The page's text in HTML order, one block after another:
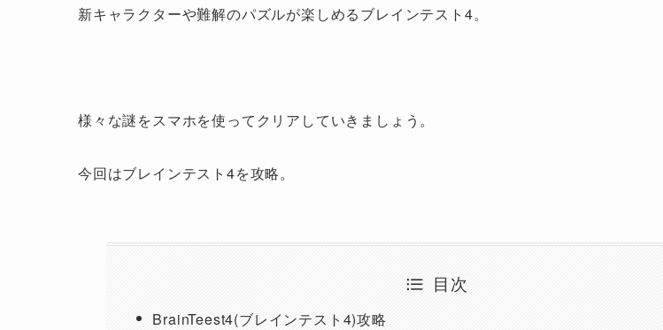
新キャラクターや難解のパズルが楽しめるブレインテスト4。
様々な謎をスマホを使ってクリアしていきましょう。
今回はブレインテスト4を攻略。
目次
BrainTeest4(ブレインテスト4)攻略